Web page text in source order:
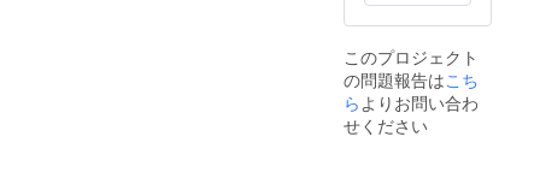
ではあ
りませ
ん。
いしま
す
ス 都合
の良い
ルス
ペース
をご用
意くだ
式LINE
をして
頂きま
す。 ス
ポン
サー様
取り法
公式
LINEに
ロゴの
PDFを
送って
このプロジェクト
の問題報告はこち
ら よりお問い合わ
せください